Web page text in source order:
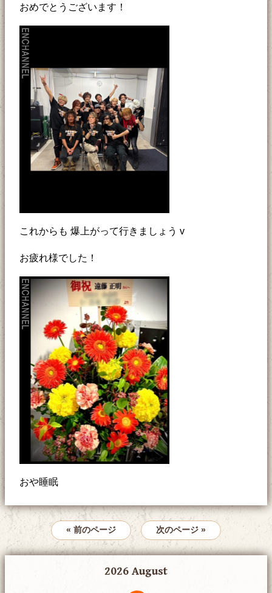
おめでとうございます！
これからも 爆上がって行きましょう v
お疲れ様でした！
おや睡眠
« 前のページ 次のページ »
2026 August